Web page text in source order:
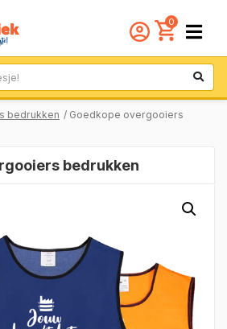
0
bedrukken / Goedkope overgooiers
bedrukken